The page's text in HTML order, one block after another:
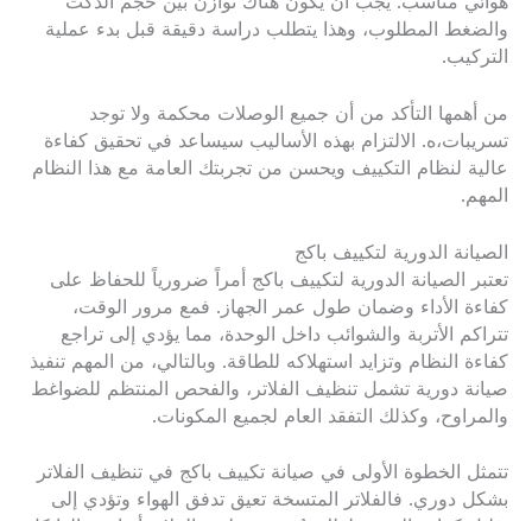
والضغط المطلوب، وهذا يتطلب دراسة دقيقة قبل بدء عملية
التركيب.
من أهمها التأكد من أن جميع الوصلات محكمة ولا توجد
تسريبات،ه. الالتزام بهذه الأساليب سيساعد في تحقيق كفاءة
عالية لنظام التكييف ويحسن من تجربتك العامة مع هذا النظام
المهم.
الصيانة الدورية لتكييف باكج
تعتبر الصيانة الدورية لتكييف باكج أمراً ضرورياً للحفاظ على
كفاءة الأداء وضمان طول عمر الجهاز. فمع مرور الوقت،
تتراكم الأتربة والشوائب داخل الوحدة، مما يؤدي إلى تراجع
كفاءة النظام وتزايد استهلاكه للطاقة. وبالتالي، من المهم تنفيذ
صيانة دورية تشمل تنظيف الفلاتر، والفحص المنتظم للضواغط
والمراوح، وكذلك التفقد العام لجميع المكونات.
تتمثل الخطوة الأولى في صيانة تكييف باكج في تنظيف الفلاتر
بشكل دوري. فالفلاتر المتسخة تعيق تدفق الهواء وتؤدي إلى